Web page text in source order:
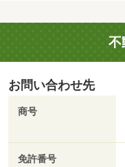
不
お問い合わせ先
商号
免許番号